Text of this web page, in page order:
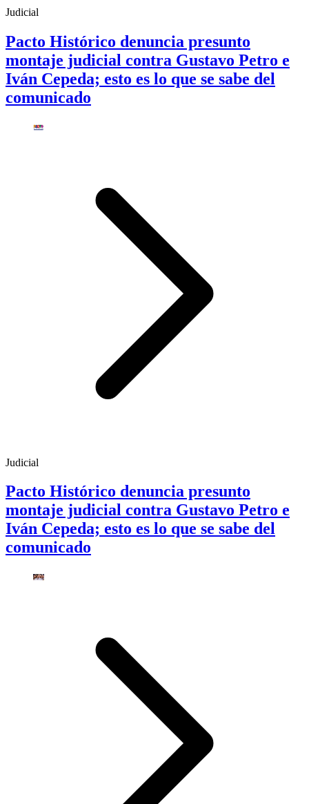
Judicial
Pacto Histórico denuncia presunto
montaje judicial contra Gustavo Petro e
Iván Cepeda; esto es lo que se sabe del
comunicado
Judicial
Pacto Histórico denuncia presunto
montaje judicial contra Gustavo Petro e
Iván Cepeda; esto es lo que se sabe del
comunicado